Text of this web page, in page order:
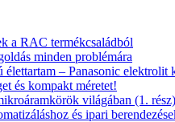
a RAC termékcsaládból
minden problémára
élettartam – Panasonic elektrolit
és kompakt méretet!
világában (1. rész)
és ipari